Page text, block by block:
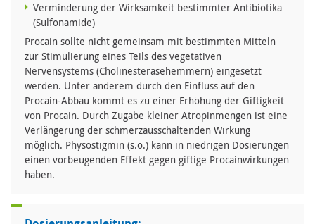
Verminderung der Wirksamkeit bestimmter Antibiotika
(Sulfonamide)
Procain sollte nicht gemeinsam mit bestimmten Mitteln
zur Stimulierung eines Teils des vegetativen
Nervensystems (Cholinesterasehemmern) eingesetzt
werden. Unter anderem durch den Einfluss auf den
Procain-Abbau kommt es zu einer Erhöhung der Giftigkeit
von Procain. Durch Zugabe kleiner Atropinmengen ist eine
Verlängerung der schmerzausschaltenden Wirkung
möglich. Physostigmin (s.o.) kann in niedrigen Dosierungen
einen vorbeugenden Effekt gegen giftige Procainwirkungen
haben.